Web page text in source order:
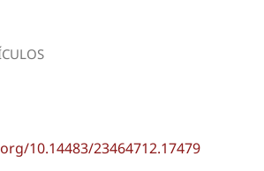
10.14483/23464712.17479